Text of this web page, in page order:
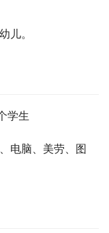
儿。
学生
电脑、美劳、图